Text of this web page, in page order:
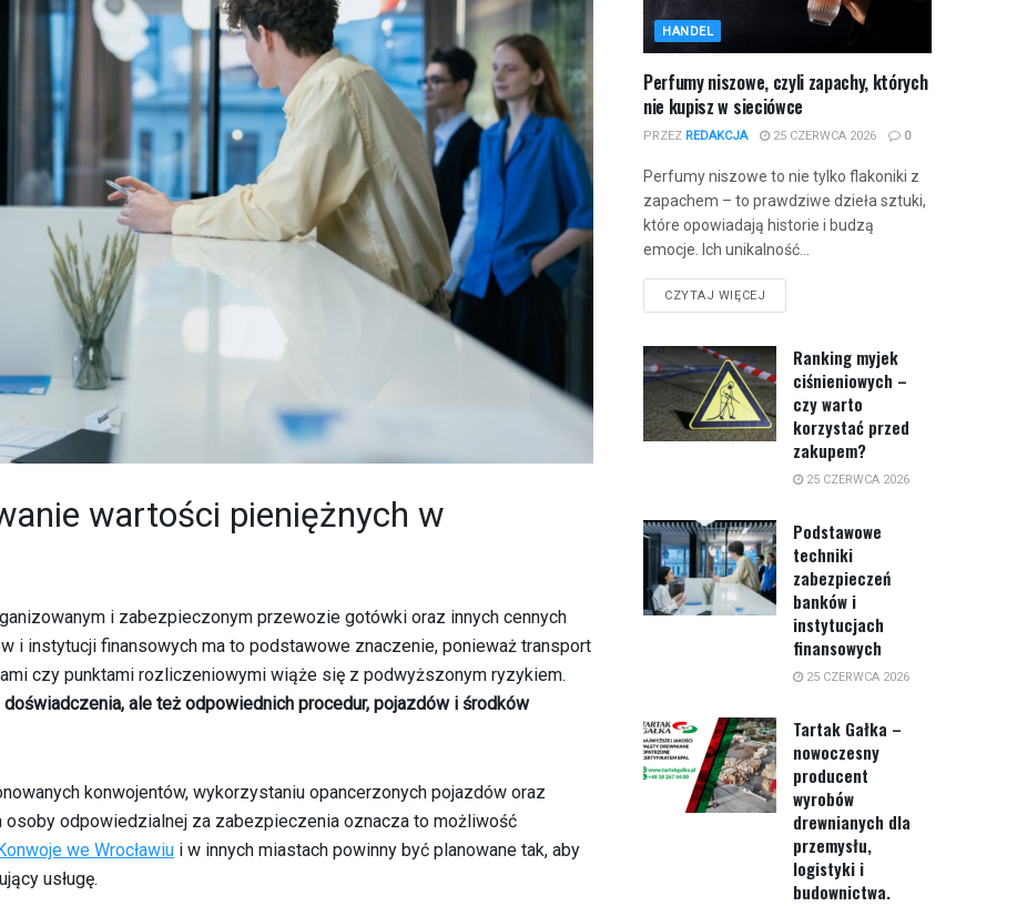
wartości pieniężnych w
i zabezpieczonym przewozie gotówki oraz innych cennych
i instytucji finansowych ma to podstawowe znaczenie, ponieważ transport
czy punktami rozliczeniowymi wiąże się z podwyższonym ryzykiem.
ale też odpowiednich procedur, pojazdów i środków
konwojentów, wykorzystaniu opancerzonych pojazdów oraz
odpowiedzialnej za zabezpieczenia oznacza to możliwość
we Wrocławiu i w innych miastach powinny być planowane tak, aby
usługę.
HANDEL
Perfumy niszowe, czyli zapachy, których
nie kupisz w sieciówce
PRZEZ REDAKCJA 25 CZERWCA 2026 0
Perfumy niszowe to nie tylko flakoniki z
zapachem – to prawdziwe dzieła sztuki,
które opowiadają historie i budzą
emocje. Ich unikalność...
CZYTAJ WIĘCEJ
Ranking myjek
ciśnieniowych –
czy warto
korzystać przed
zakupem?
25 CZERWCA 2026
Podstawowe
techniki
zabezpieczeń
banków i
instytucjach
finansowych
25 CZERWCA 2026
Tartak Gałka –
nowoczesny
producent
wyrobów
drewnianych dla
przemysłu,
logistyki i
budownictwa.